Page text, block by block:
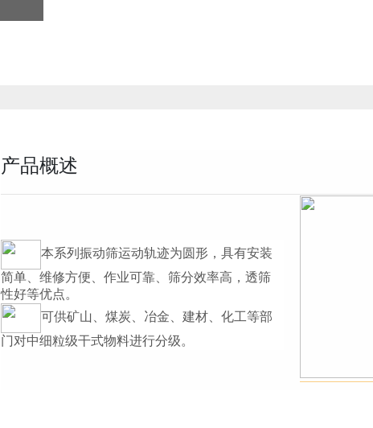
产品概述
本系列振动筛运动轨迹为圆形，具有安装
简单、维修方便、作业可靠、筛分效率高，透筛
性好等优点。
可供矿山、煤炭、冶金、建材、化工等部
门对中细粒级干式物料进行分级。